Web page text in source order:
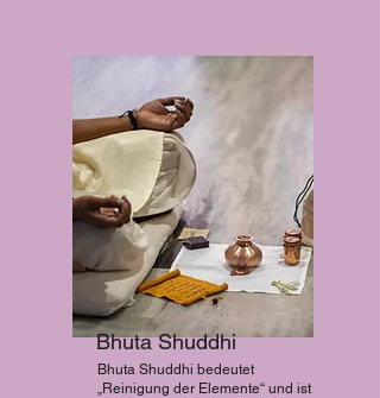
Bhuta Shuddhi bedeutet
„Reinigung der Elemente“ und ist
Bhuta Shuddhi